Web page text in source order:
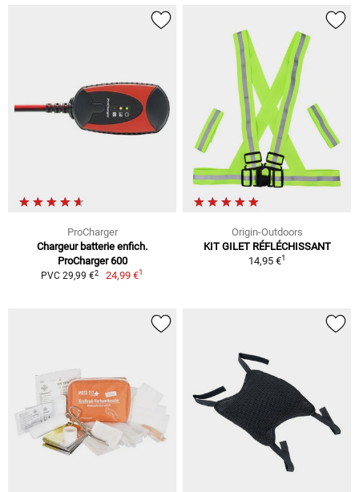
ProCharger
Chargeur batterie enfich.
ProCharger 600
PVC 29,99 €2 24,99 €1
Origin-Outdoors
KIT GILET RÉFLÉCHISSANT
14,95 €1